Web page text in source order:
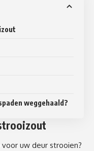
weggehaald?
uw deur strooien?